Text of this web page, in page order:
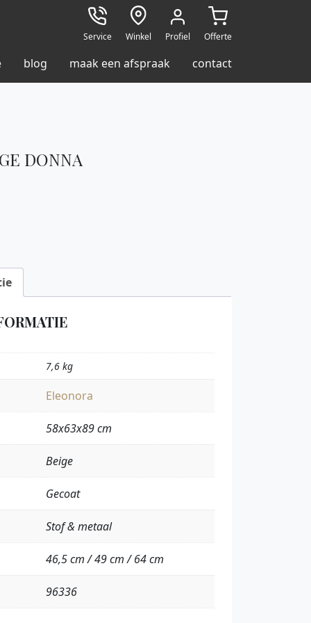
Service Winkel Profiel Offerte
blog maak een afspraak contact
DONNA
7,6 kg
Eleonora
58x63x89 cm
Beige
Gecoat
Stof & metaal
46,5 cm / 49 cm / 64 cm
96336